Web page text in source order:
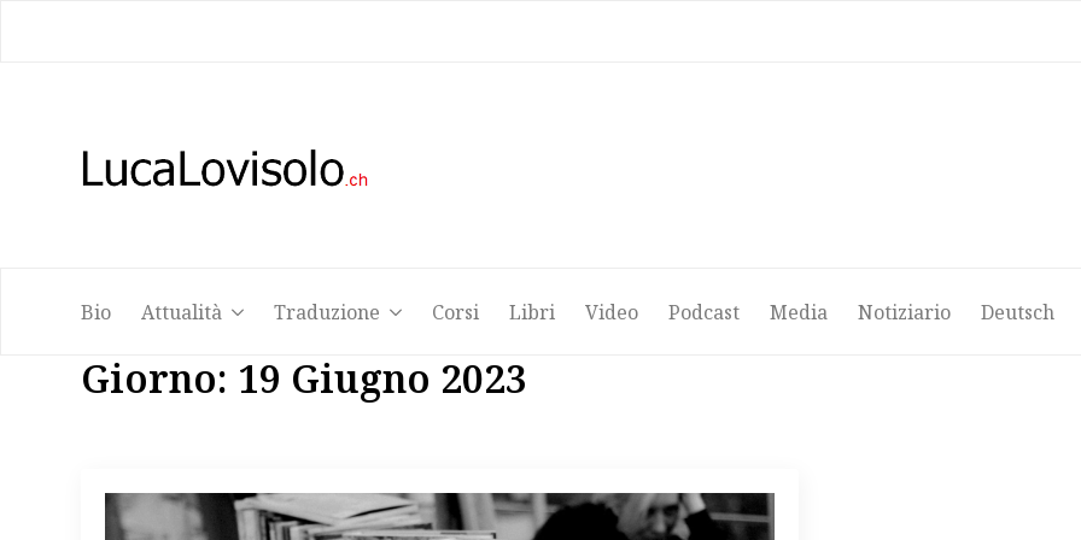
Bio Attualità Traduzione Corsi Libri Video Podcast Media Notiziario Deutsch
Giorno: 19 Giugno 2023